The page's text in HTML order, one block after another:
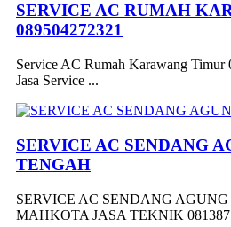
SERVICE AC RUMAH
089504272321
Service AC Rumah Karawang Timur
Jasa Service ...
SERVICE AC SENDANG
TENGAH
SERVICE AC SENDANG
MAHKOTA JASA TEKNIK